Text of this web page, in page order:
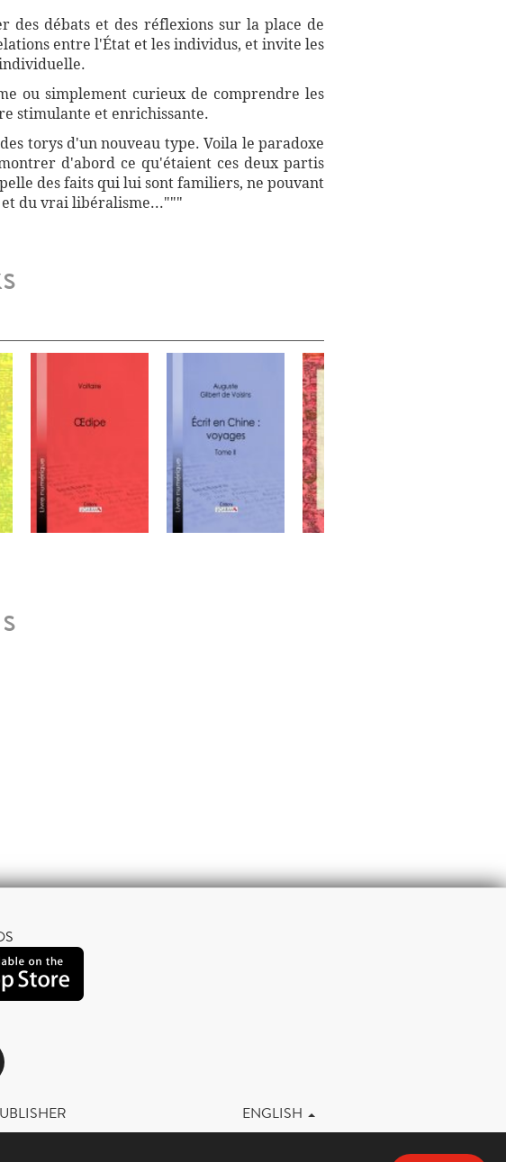
débats et des réflexions sur la place de
entre l'État et les individus, et invite les
ou simplement curieux de comprendre les
stimulante et enrichissante.
torys d'un nouveau type. Voila le paradoxe
d'abord ce qu'étaient ces deux partis
des faits qui lui sont familiers, ne pouvant
du vrai libéralisme..."""
ENGLISH